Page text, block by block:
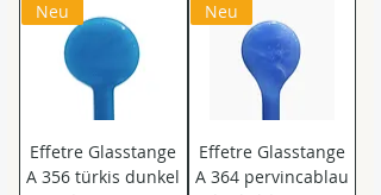
Neu
Effetre Glasstange
A 356 türkis dunkel
Neu
Effetre Glasstange
A 364 pervincablau